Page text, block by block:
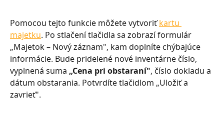
Pomocou tejto funkcie môžete vytvoriť kartu
majetku. Po stlačení tlačidla sa zobrazí formulár
„Majetok – Nový záznam", kam doplníte chýbajúce
informácie. Bude pridelené nové inventárne číslo,
vyplnená suma „Cena pri obstaraní", číslo dokladu a
dátum obstarania. Potvrdíte tlačidlom „Uložiť a
zavrieť".